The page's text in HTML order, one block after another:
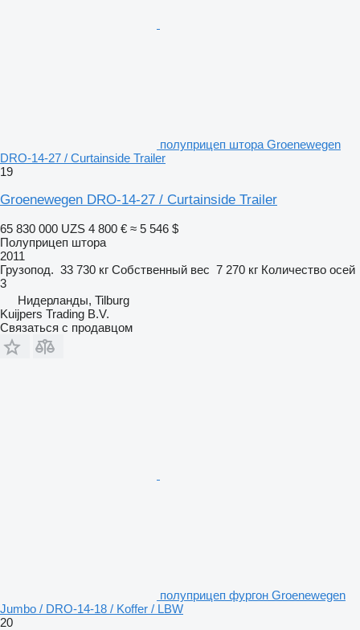
полуприцеп штора Groenewegen
DRO-14-27 / Curtainside Trailer
19
Groenewegen DRO-14-27 / Curtainside Trailer
65 830 000 UZS 4 800 € ≈ 5 546 $
Полуприцеп штора
2011
Грузопод. 33 730 кг Собственный вес 7 270 кг Количество осей
3
Нидерланды, Tilburg
Kuijpers Trading B.V.
Связаться с продавцом
полуприцеп фургон Groenewegen
Jumbo / DRO-14-18 / Koffer / LBW
20